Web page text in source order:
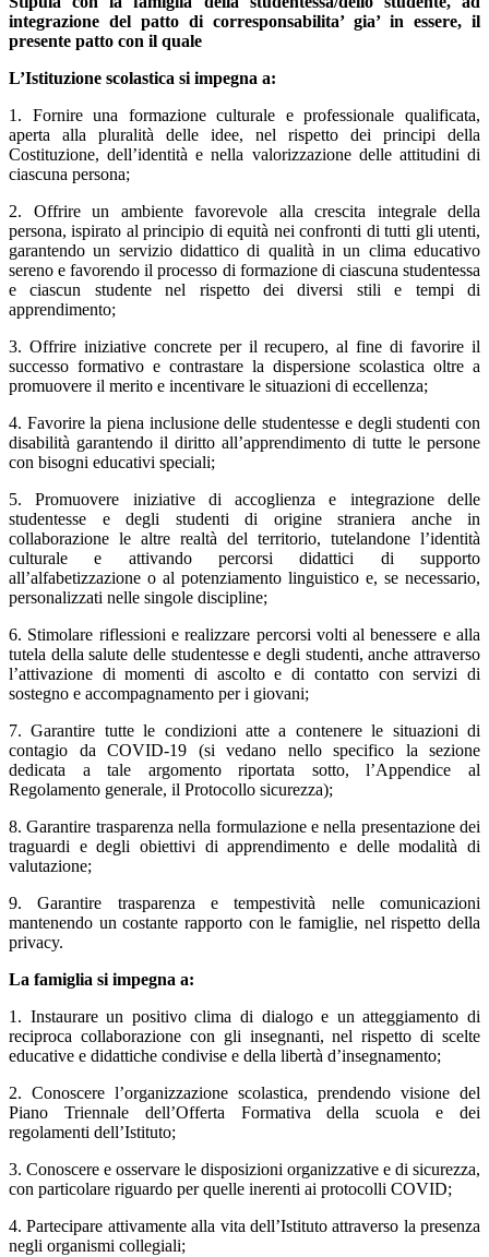
integrazione del patto di corresponsabilita’ gia’ in essere, il
presente patto con il quale
L’Istituzione scolastica si impegna a:
1. Fornire una formazione culturale e professionale qualificata,
aperta alla pluralità delle idee, nel rispetto dei principi della
Costituzione, dell’identità e nella valorizzazione delle attitudini di
ciascuna persona;
2. Offrire un ambiente favorevole alla crescita integrale della
persona, ispirato al principio di equità nei confronti di tutti gli utenti,
garantendo un servizio didattico di qualità in un clima educativo
sereno e favorendo il processo di formazione di ciascuna studentessa
e ciascun studente nel rispetto dei diversi stili e tempi di
apprendimento;
3. Offrire iniziative concrete per il recupero, al fine di favorire il
successo formativo e contrastare la dispersione scolastica oltre a
promuovere il merito e incentivare le situazioni di eccellenza;
4. Favorire la piena inclusione delle studentesse e degli studenti con
disabilità garantendo il diritto all’apprendimento di tutte le persone
con bisogni educativi speciali;
5. Promuovere iniziative di accoglienza e integrazione delle
studentesse e degli studenti di origine straniera anche in
collaborazione le altre realtà del territorio, tutelandone l’identità
culturale e attivando percorsi didattici di supporto
all’alfabetizzazione o al potenziamento linguistico e, se necessario,
personalizzati nelle singole discipline;
6. Stimolare riflessioni e realizzare percorsi volti al benessere e alla
tutela della salute delle studentesse e degli studenti, anche attraverso
l’attivazione di momenti di ascolto e di contatto con servizi di
sostegno e accompagnamento per i giovani;
7. Garantire tutte le condizioni atte a contenere le situazioni di
contagio da COVID-19 (si vedano nello specifico la sezione
dedicata a tale argomento riportata sotto, l’Appendice al
Regolamento generale, il Protocollo sicurezza);
8. Garantire trasparenza nella formulazione e nella presentazione dei
traguardi e degli obiettivi di apprendimento e delle modalità di
valutazione;
9. Garantire trasparenza e tempestività nelle comunicazioni
mantenendo un costante rapporto con le famiglie, nel rispetto della
privacy.
La famiglia si impegna a:
1. Instaurare un positivo clima di dialogo e un atteggiamento di
reciproca collaborazione con gli insegnanti, nel rispetto di scelte
educative e didattiche condivise e della libertà d’insegnamento;
2. Conoscere l’organizzazione scolastica, prendendo visione del
Piano Triennale dell’Offerta Formativa della scuola e dei
regolamenti dell’Istituto;
3. Conoscere e osservare le disposizioni organizzative e di sicurezza,
con particolare riguardo per quelle inerenti ai protocolli COVID;
4. Partecipare attivamente alla vita dell’Istituto attraverso la presenza
negli organismi collegiali;